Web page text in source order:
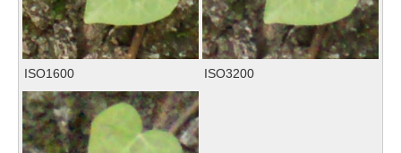
ISO1600 ISO3200